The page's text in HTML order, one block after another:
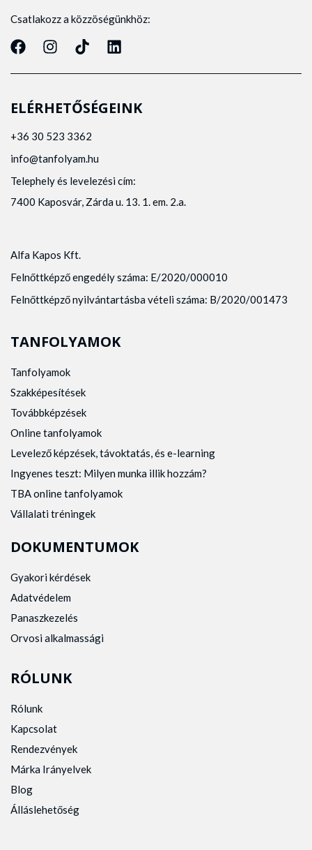
Csatlakozz a közzöségünkhöz:
ELÉRHETŐSÉGEINK
+36 30 523 3362
info@tanfolyam.hu
Telephely és levelezési cím:
7400 Kaposvár, Zárda u. 13. 1. em. 2.a.
Alfa Kapos Kft.
Felnőttképző engedély száma: E/2020/000010
Felnőttképző nyilvántartásba vételi száma: B/2020/001473
TANFOLYAMOK
Tanfolyamok
Szakképesítések
Továbbképzések
Online tanfolyamok
Levelező képzések, távoktatás, és e-learning
Ingyenes teszt: Milyen munka illik hozzám?
TBA online tanfolyamok
Vállalati tréningek
DOKUMENTUMOK
Gyakori kérdések
Adatvédelem
Panaszkezelés
Orvosi alkalmassági
RÓLUNK
Rólunk
Kapcsolat
Rendezvények
Márka Irányelvek
Blog
Álláslehetőség